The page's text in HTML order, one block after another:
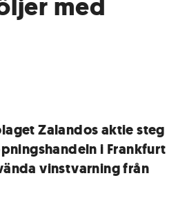
Zalandos aktie steg
i Frankfurt
vinstvarning från